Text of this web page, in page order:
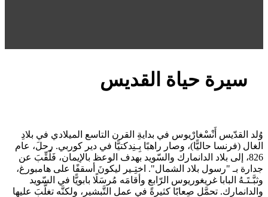
سيرة حياة القديس
وُلد القدّيس أَنْسْغارْيوس في بدايةِ القرن التاسع الميلادي في بلادِ
الغال (فرنسا حاليًّا)، وصار راهبًا بِـنِدكتيًّا في دير كوربي. رحلَ، عام
826، إلى بلاد الدانمارك والسّويد بهدف الوعظ بالإيمان، فَلُقِّبَ عن
جدارة بـ "رسول بلاد الشمال". اختِـير ليكونَ أسقفًا على هامبورغ،
وثبَّـتَـهُ البابا غريغوريوس الرّابع وأقامَه مُرسَلًا بابويًّا في السّويد
والدانمارك. تحمَّل صِعابًا كثيرةً في عملِ التَّبشير، ولكنَّه تغلَّبَ عليها